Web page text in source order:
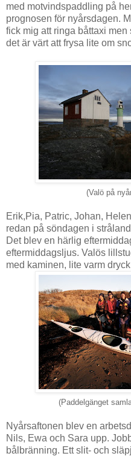
med motvindspaddling på
prognosen för nyårsdagen.
fick mig att ringa båttaxi
det är värt att frysa lite om
(Valö på
Erik,Pia, Patric, Johan,
redan på söndagen i
Det blev en härlig
eftermiddagsljus. Valös
med kaminen, lite varm
(Paddelgänget
Nyårsaftonen blev en
Nils, Ewa och Sara upp.
bålbränning. Ett slit- och